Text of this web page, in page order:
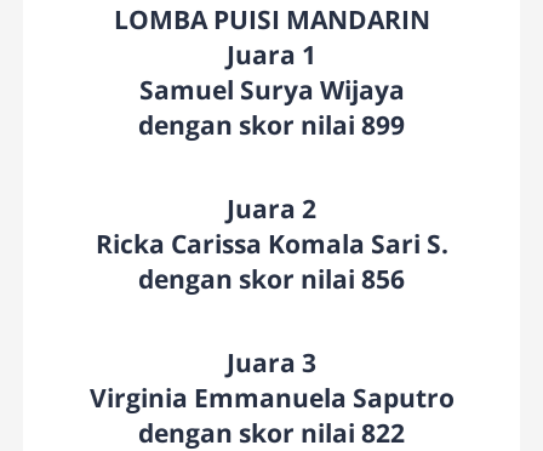
LOMBA PUISI MANDARIN
Juara 1
Samuel Surya Wijaya
dengan skor nilai 899
Juara 2
Ricka Carissa Komala Sari S.
dengan skor nilai 856
Juara 3
Virginia Emmanuela Saputro
dengan skor nilai 822